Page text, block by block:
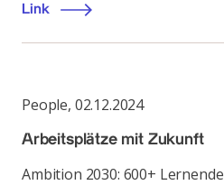
Link
People, 02.12.2024
Arbeitsplätze mit Zukunft
Ambition 2030: 600+ Lernende